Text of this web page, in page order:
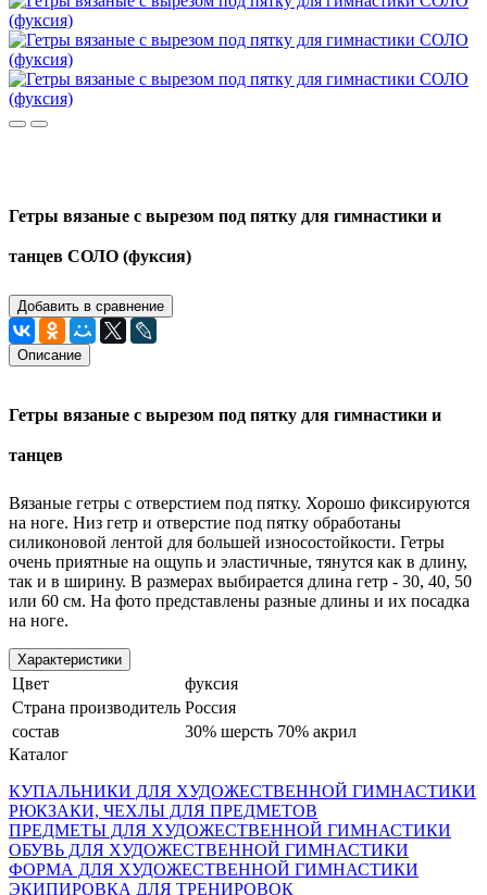
Гетры вязаные с вырезом под пятку для гимнастики и
танцев СОЛО (фуксия)
Добавить в сравнение
Описание
Гетры вязаные с вырезом под пятку для гимнастики и
танцев
Вязаные гетры с отверстием под пятку. Хорошо фиксируются
на ноге. Низ гетр и отверстие под пятку обработаны
силиконовой лентой для большей износостойкости. Гетры
очень приятные на ощупь и эластичные, тянутся как в длину,
так и в ширину. В размерах выбирается длина гетр - 30, 40, 50
или 60 см. На фото представлены разные длины и их посадка
на ноге.
Характеристики
Цвет
фуксия
Страна производитель Россия
состав
30% шерсть 70% акрил
Каталог
КУПАЛЬНИКИ ДЛЯ ХУДОЖЕСТВЕННОЙ ГИМНАСТИКИ
РЮКЗАКИ, ЧЕХЛЫ ДЛЯ ПРЕДМЕТОВ
ПРЕДМЕТЫ ДЛЯ ХУДОЖЕСТВЕННОЙ ГИМНАСТИКИ
ОБУВЬ ДЛЯ ХУДОЖЕСТВЕННОЙ ГИМНАСТИКИ
ФОРМА ДЛЯ ХУДОЖЕСТВЕННОЙ ГИМНАСТИКИ
ЭКИПИРОВКА ДЛЯ ТРЕНИРОВОК